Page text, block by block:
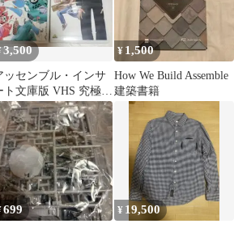
3,500
ッセンブル・インサ
ト文庫版 VHS 究極超
あ～る ビデオ ゆ
きまさみ
¥ 1,500
How We Build Assemble
建築書籍
699 ¥ 19,500